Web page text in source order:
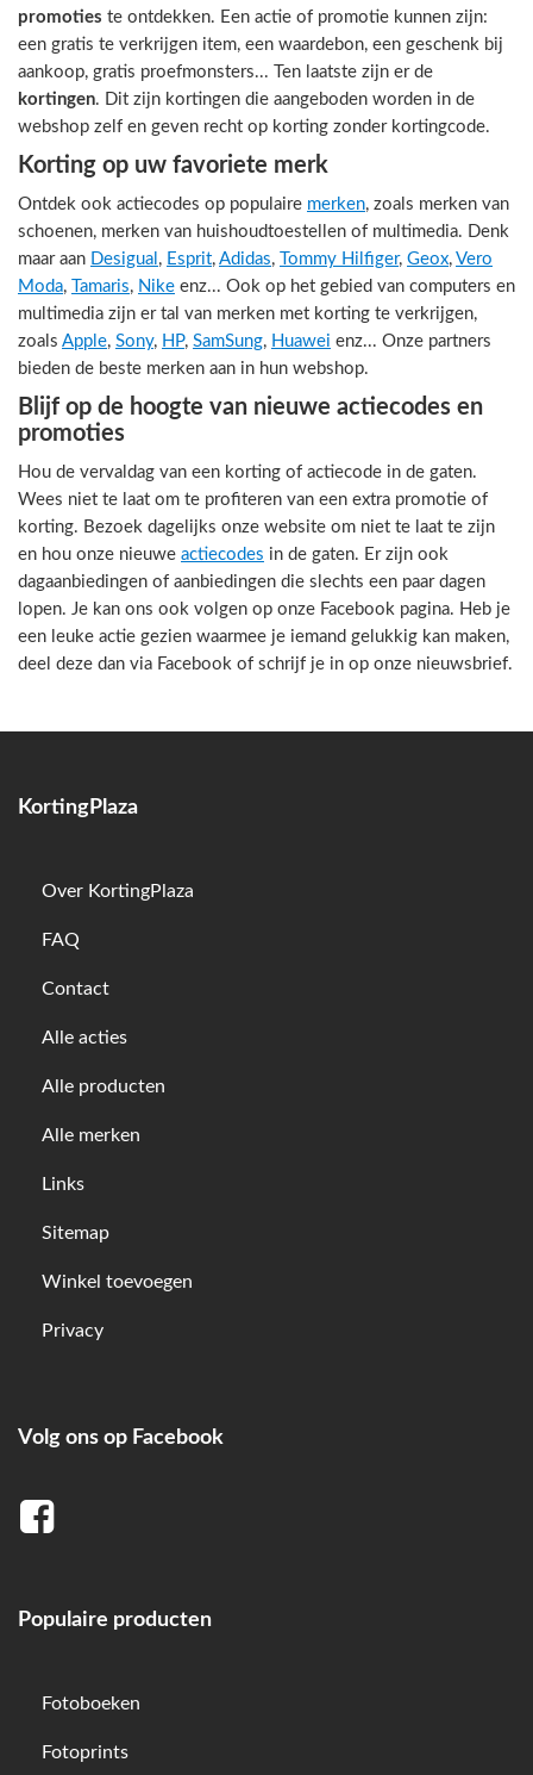
promoties te ontdekken. Een actie of promotie kunnen zijn:
een gratis te verkrijgen item, een waardebon, een geschenk bij
aankoop, gratis proefmonsters... Ten laatste zijn er de
kortingen. Dit zijn kortingen die aangeboden worden in de
webshop zelf en geven recht op korting zonder kortingcode.
Korting op uw favoriete merk
Ontdek ook actiecodes op populaire merken, zoals merken van
schoenen, merken van huishoudtoestellen of multimedia. Denk
maar aan Desigual , Esprit, Adidas, Tommy Hilfiger, Geox, Vero
Moda, Tamaris, Nike enz... Ook op het gebied van computers en
multimedia zijn er tal van merken met korting te verkrijgen,
zoals Apple, Sony, HP, SamSung, Huawei enz... Onze partners
bieden de beste merken aan in hun webshop.
Blijf op de hoogte van nieuwe actiecodes en
promoties
Hou de vervaldag van een korting of actiecode in de gaten.
Wees niet te laat om te profiteren van een extra promotie of
korting. Bezoek dagelijks onze website om niet te laat te zijn
en hou onze nieuwe actiecodes in de gaten. Er zijn ook
dagaanbiedingen of aanbiedingen die slechts een paar dagen
lopen. Je kan ons ook volgen op onze Facebook pagina. Heb je
een leuke actie gezien waarmee je iemand gelukkig kan maken,
deel deze dan via Facebook of schrijf je in op onze nieuwsbrief.
KortingPlaza
Over KortingPlaza
FAQ
Contact
Alle acties
Alle producten
Alle merken
Links
Sitemap
Winkel toevoegen
Privacy
Volg ons op Facebook
Populaire producten
Fotoboeken
Fotoprints